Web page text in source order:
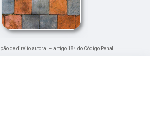
de direito autoral – artigo 184 do Código Penal